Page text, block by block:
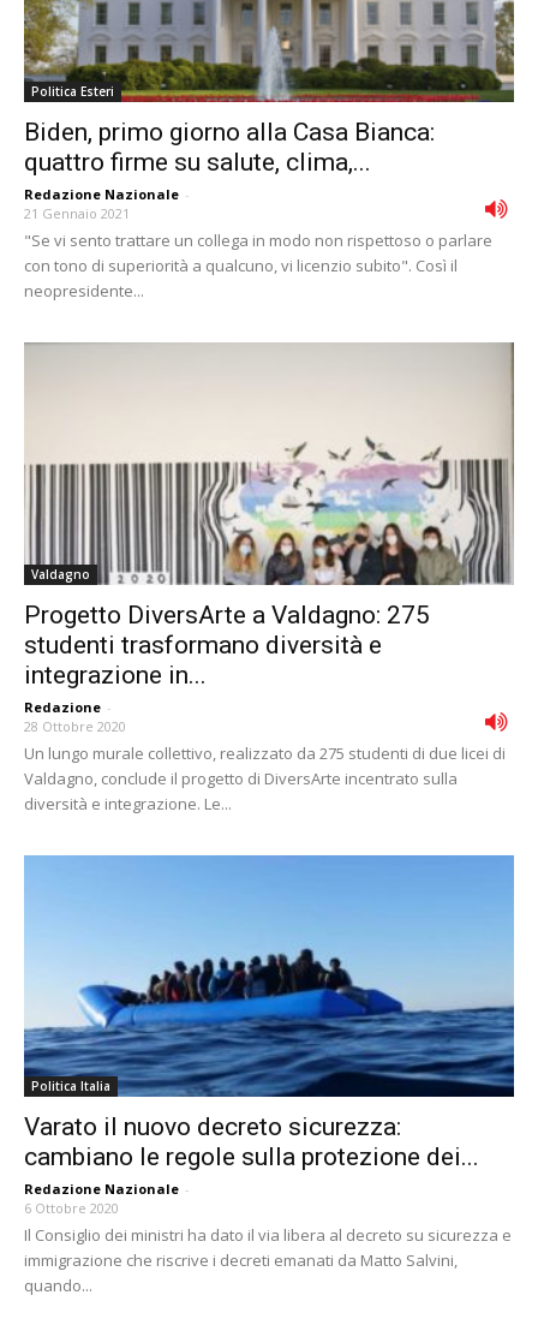
Politica Esteri
Biden, primo giorno alla Casa Bianca:
quattro firme su salute, clima,...
Redazione Nazionale -
21 Gennaio 2021
"Se vi sento trattare un collega in modo non rispettoso o parlare
con tono di superiorità a qualcuno, vi licenzio subito". Così il
neopresidente...
Valdagno
Progetto DiversArte a Valdagno: 275
studenti trasformano diversità e
integrazione in...
Redazione -
28 Ottobre 2020
Un lungo murale collettivo, realizzato da 275 studenti di due licei di
Valdagno, conclude il progetto di DiversArte incentrato sulla
diversità e integrazione. Le...
Politica Italia
Varato il nuovo decreto sicurezza:
cambiano le regole sulla protezione dei...
Redazione Nazionale -
6 Ottobre 2020
Il Consiglio dei ministri ha dato il via libera al decreto su sicurezza e
immigrazione che riscrive i decreti emanati da Matto Salvini,
quando...